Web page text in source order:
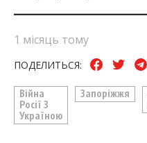
1 місяць тому
ПОДЕЛИТЬСЯ:
Війна
Росії З
Україною
Запоріжжя